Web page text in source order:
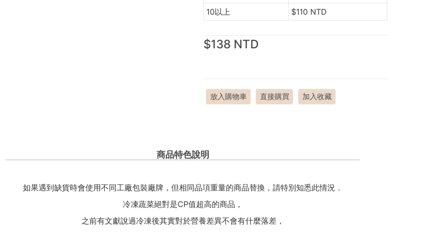
10以上
$110 NTD
$138 NTD
放入購物車 直接購買 加入收藏
商品特色說明
如果遇到缺貨時會使用不同工廠包裝廠牌，但相同品項重量的商品替換，請特別知悉此情況．
冷凍蔬菜絕對是CP值超高的商品，
之前有文獻說過冷凍後其實對於營養差異不會有什麼落差，